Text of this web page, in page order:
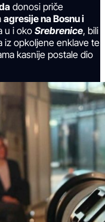
donosi priče
agresije na Bosnu i
u i oko Srebrenice, bili
iz opkoljene enklave te
kasnije postale dio